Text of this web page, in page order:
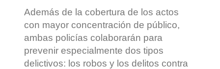
Además de la cobertura de los actos
con mayor concentración de público,
ambas policías colaborarán para
prevenir especialmente dos tipos
delictivos: los robos y los delitos contra